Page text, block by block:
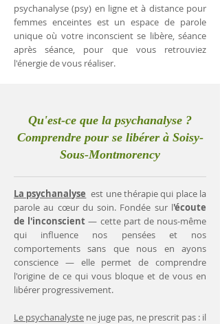
psychanalyse (psy) en ligne et à distance pour
femmes enceintes est un espace de parole
unique où votre inconscient se libère, séance
après séance, pour que vous retrouviez
l'énergie de vous réaliser.
Qu'est-ce que la psychanalyse ?
Comprendre pour se libérer à Soisy-
Sous-Montmorency
La psychanalyse est une thérapie qui place la
parole au cœur du soin. Fondée sur l'écoute
de l'inconscient— cette part de nous-même
qui influence nos pensées et nos
comportements sans que nous en ayons
conscience — elle permet de comprendre
l'origine de ce qui vous bloque et de vous en
libérer progressivement.
Le psychanalyste ne juge pas, ne prescrit pas : il